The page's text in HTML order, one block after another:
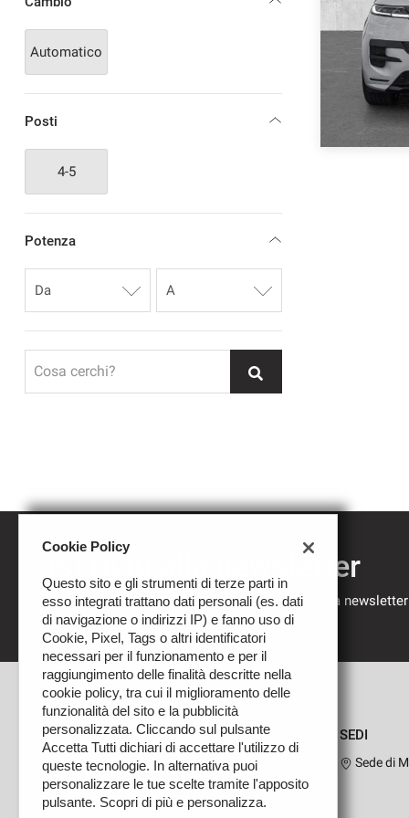
Automatico
Posti
4-5
Potenza
Cosa cerchi?
Iscriviti alla newsletter
Compila il modulo sottostante per iscriverti alla
nostre novità.
SEDI
Sede di
Cookie Policy
Questo sito e gli strumenti di terze parti in
esso integrati trattano dati personali (es. dati
di navigazione o indirizzi IP) e fanno uso di
Cookie, Pixel, Tags o altri identificatori
necessari per il funzionamento e per il
raggiungimento delle finalità descritte nella
cookie policy, tra cui il miglioramento delle
funzionalità del sito e la pubblicità
personalizzata. Cliccando sul pulsante
Accetta Tutti dichiari di accettare l'utilizzo di
queste tecnologie. In alternativa puoi
personalizzare le tue scelte tramite l'apposito
pulsante. Scopri di più e personalizza.
Leggi